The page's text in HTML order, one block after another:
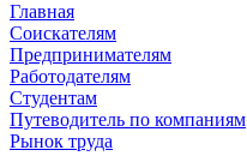
Главная
Соискателям
Предпринимателям
Работодателям
Студентам
Путеводитель по компаниям
Рынок труда